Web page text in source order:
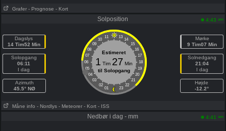
Grafer - Prognose - Kort
Solposition 4:43 am
Dagslys
14 Tim52 Min
Solopgang
06:11
I dag
Azimuth
45.5° NØ
11 13
10
14
09
15
08
16
07
17
06
18
05
19
04
20
03
21
02
22
01 23
Estimeret
1 Tim 27 Min
til Solopgang
Mørke
9 Tim07 Min
Solnedgang
21:04
I dag
Højde
-12.2°
Måne info - Nordlys - Meteorer - Kort - ISS
Nedbør i dag - mm 4:41 am